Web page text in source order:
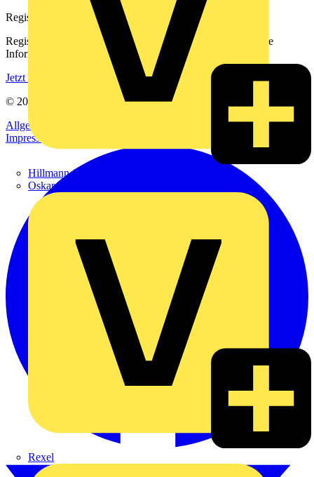
Hillmann & Ploog GmbH & Co. KG
Oskar Böttcher GmbH & Co. KG
Rexel
Registrierung
Registrieren Sie sich kostenlos und erhalten Sie stets aktuelle
Informationen aus der Elektroindustrie.
Jetzt registrieren
© 2002-
Allgemeine Geschäftsbedingungen
Datenschutzerklärung
Impressum